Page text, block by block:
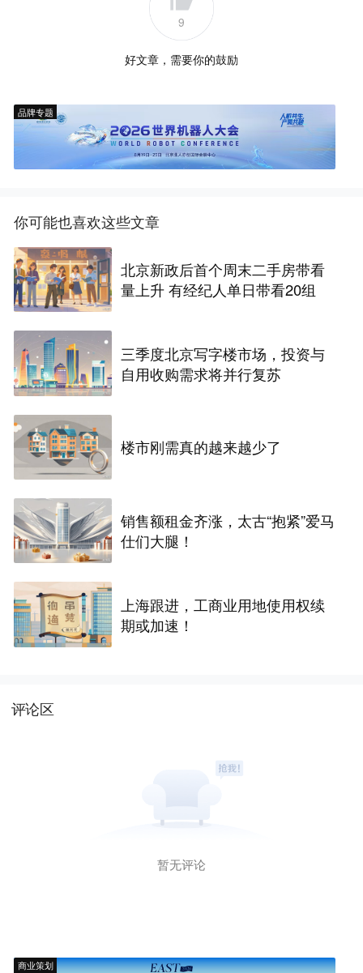
9
好文章，需要你的鼓励
品牌专题
你可能也喜欢这些文章
北京新政后首个周末二手房带看
量上升 有经纪人单日带看20组
三季度北京写字楼市场，投资与
自用收购需求将并行复苏
楼市刚需真的越来越少了
销售额租金齐涨，太古“抱紧”爱马
仕们大腿！
上海跟进，工商业用地使用权续
期或加速！
评论区
暂无评论
商业策划